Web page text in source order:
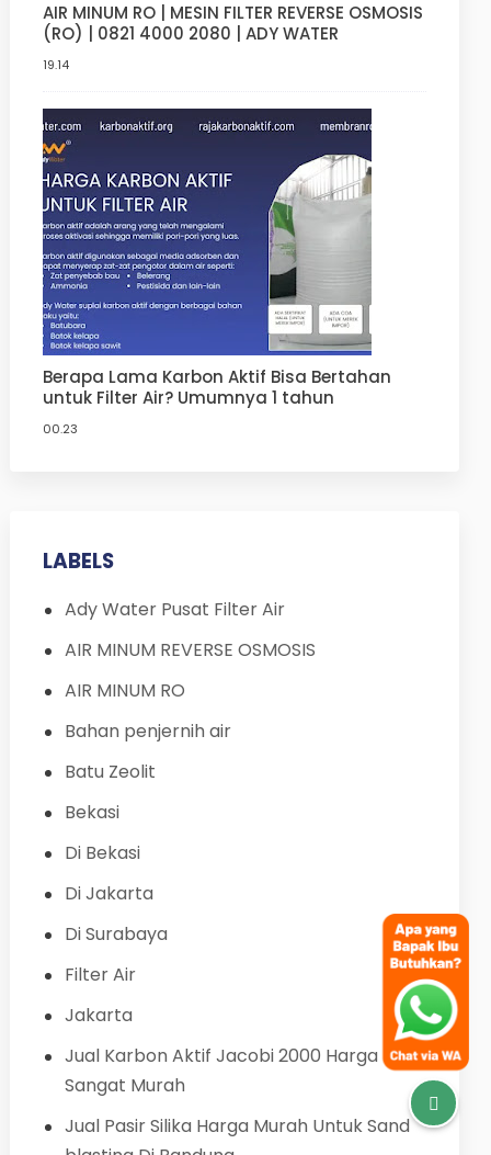
AIR MINUM RO | MESIN FILTER REVERSE OSMOSIS
(RO) | 0821 4000 2080 | ADY WATER
19.14
Berapa Lama Karbon Aktif Bisa Bertahan
untuk Filter Air? Umumnya 1 tahun
00.23
LABELS
Ady Water Pusat Filter Air
AIR MINUM REVERSE OSMOSIS
AIR MINUM RO
Bahan penjernih air
Batu Zeolit
Bekasi
Di Bekasi
Di Jakarta
Di Surabaya
Filter Air
Jakarta
Jual Karbon Aktif Jacobi 2000 Harga
Sangat Murah
Jual Pasir Silika Harga Murah Untuk Sand